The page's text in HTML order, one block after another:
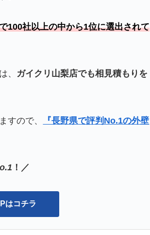
100社以上の中から1位に選出されて
、 ガイクリ山梨店でも相見積もりを
すので、
『長野県で評判No.1の外壁
！／
はコチラ